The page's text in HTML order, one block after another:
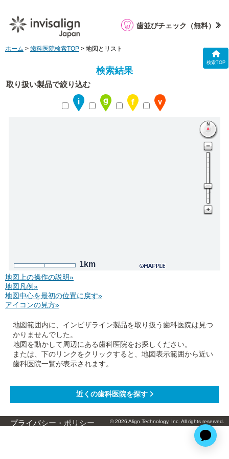
検索TOP
歯並びチェック （無料）
ホーム > 歯科医院検索TOP > 地図とリスト
検索結果
取り扱い製品で絞り込む
1km
地図上の操作の説明»
地図凡例»
地図中心を最初の位置に戻す»
アイコンの見方»
地図範囲内に、インビザライン製品を取り扱う歯科医院は見つ
かりませんでした。
地図を動かして周辺にある歯科医院をお探しください。
または、下のリンクをクリックすると、地図表示範囲から近い
歯科医院一覧が表示されます。
プライバシー・ポリシー © 2026 Align Technology, Inc. All rights reserved.